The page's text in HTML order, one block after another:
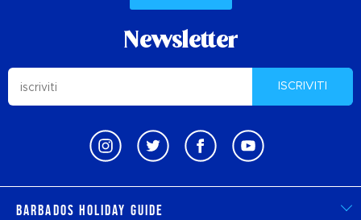
Newsletter
ISCRIVITI
Barbados Holiday Guide